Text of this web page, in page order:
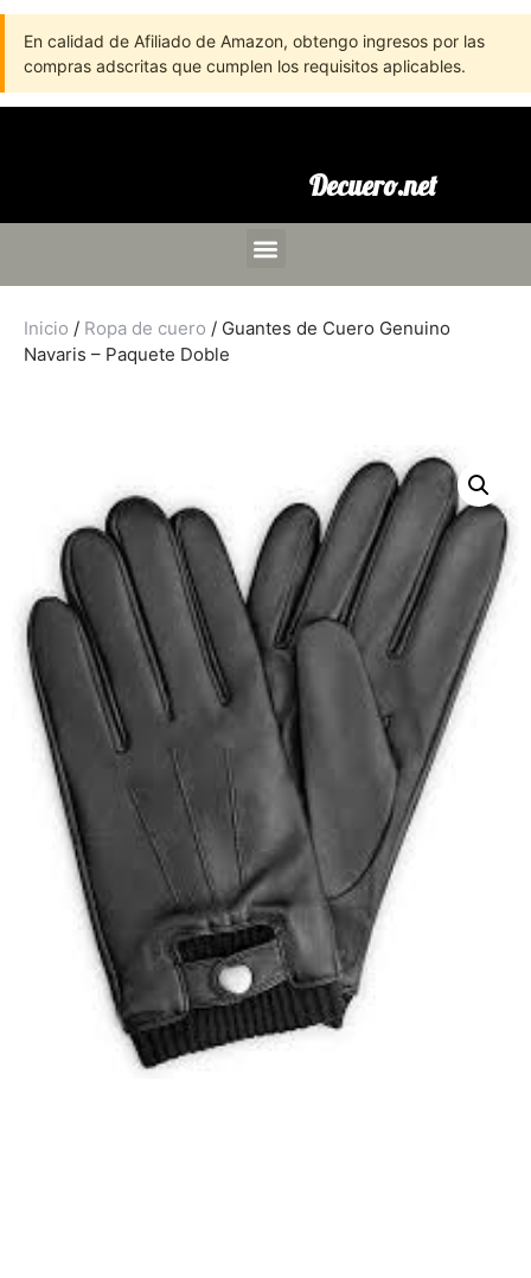
En calidad de Afiliado de Amazon, obtengo ingresos por las
compras adscritas que cumplen los requisitos aplicables.
Decuero.net
Inicio / Ropa de cuero / Guantes de Cuero Genuino
Navaris – Paquete Doble